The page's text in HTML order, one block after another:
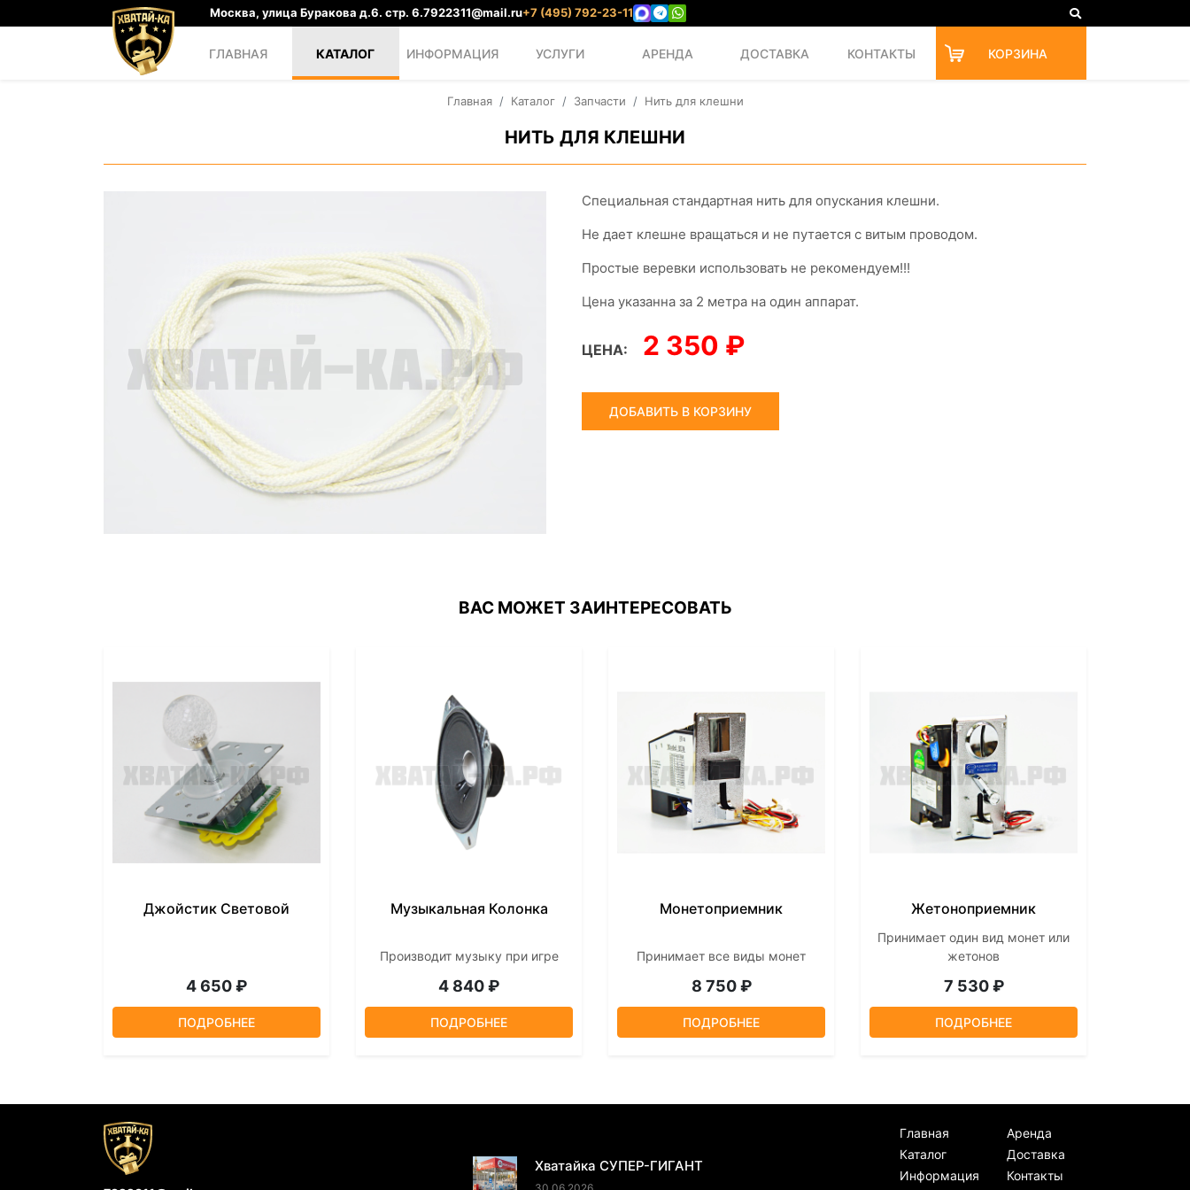
Москва, улица Буракова д.6. стр. 6.7922311@mail.ru+7 (495) 792-23-11
ГЛАВНАЯ КАТАЛОГ ИНФОРМАЦИЯ УСЛУГИ АРЕНДА ДОСТАВКА КОНТАКТЫ КОРЗИНА
Главная Каталог Запчасти Нить для клешни
НИТЬ ДЛЯ КЛЕШНИ
Специальная стандартная нить для опускания клешни.
Не дает клешне вращаться и не путается с витым проводом.
Простые веревки использовать не рекомендуем!!!
Цена указанна за 2 метра на один аппарат.
ЦЕНА: 2 350 ₽
ДОБАВИТЬ В КОРЗИНУ
ВАС МОЖЕТ ЗАИНТЕРЕСОВАТЬ
Джойстик Световой
4 650 ₽
ПОДРОБНЕЕ
Музыкальная Колонка
Производит музыку при игре
4 840 ₽
ПОДРОБНЕЕ
Монетоприемник
Принимает все виды монет
8 750 ₽
ПОДРОБНЕЕ
Жетоноприемник
Принимает один вид монет или
жетонов
7 530 ₽
ПОДРОБНЕЕ
Хватайка СУПЕР-ГИГАНТ
Главная
Каталог
Информация
Аренда
Доставка
Контакты